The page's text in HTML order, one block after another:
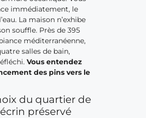
immédiatement, le
La maison n’exhibe
souffle. Près de 395
méditerranéenne,
salles de bain,
Vous entendez
des pins vers le
du quartier de
écrin préservé